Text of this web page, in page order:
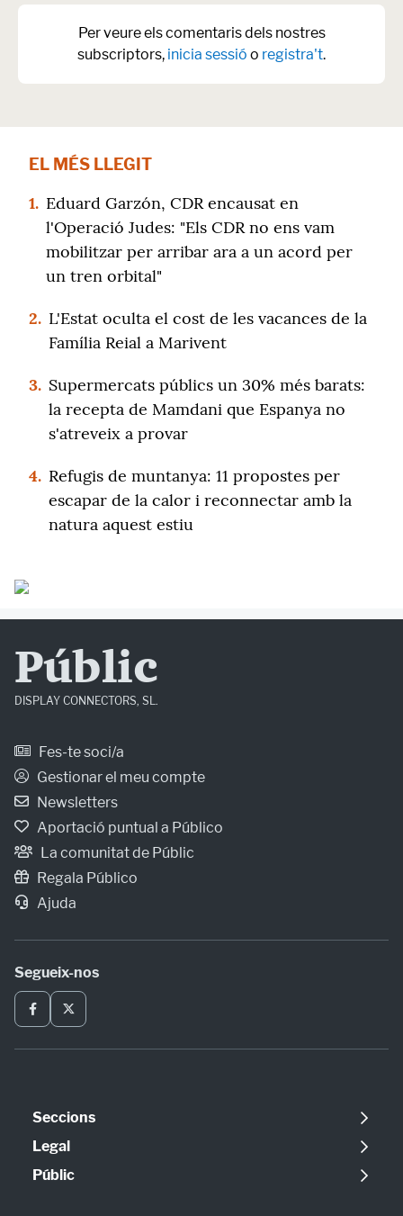
Per veure els comentaris dels nostres
subscriptors, inicia sessió o registra't.
EL MÉS LLEGIT
1. Eduard Garzón, CDR encausat en
l'Operació Judes: "Els CDR no ens vam
mobilitzar per arribar ara a un acord per
un tren orbital"
2. L'Estat oculta el cost de les vacances de la
Família Reial a Marivent
3. Supermercats públics un 30% més barats:
la recepta de Mamdani que Espanya no
s'atreveix a provar
4. Refugis de muntanya: 11 propostes per
escapar de la calor i reconnectar amb la
natura aquest estiu
Públic
DISPLAY CONNECTORS, SL.
Fes-te soci/a
Gestionar el meu compte
Newsletters
Aportació puntual a Público
La comunitat de Públic
Regala Público
Ajuda
Segueix-nos
Seccions
Política
Opinió
Legal
Avís legal
Públic